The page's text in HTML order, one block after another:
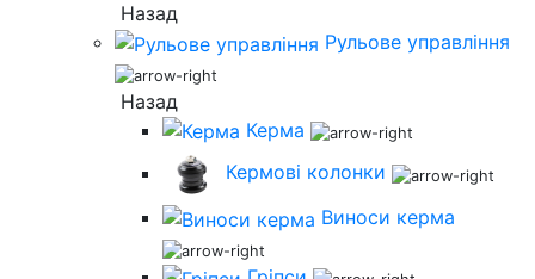
Назад
Рульове управління
Назад
Керма
Кермові колонки
Виноси керма